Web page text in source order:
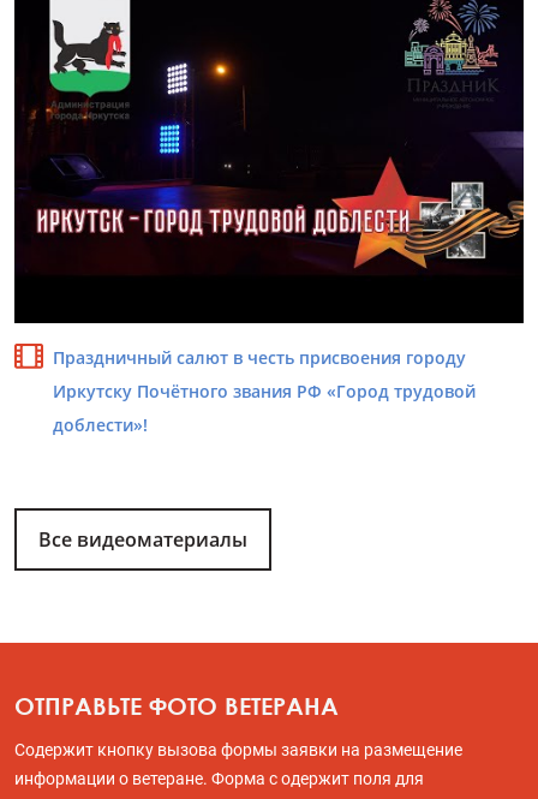
Праздничный салют в честь присвоения городу
Иркутску Почётного звания РФ «Город трудовой
доблести»!
Все видеоматериалы
ОТПРАВЬТЕ ФОТО ВЕТЕРАНА
Содержит кнопку вызова формы заявки на размещение
информации о ветеране. Форма с одержит поля для